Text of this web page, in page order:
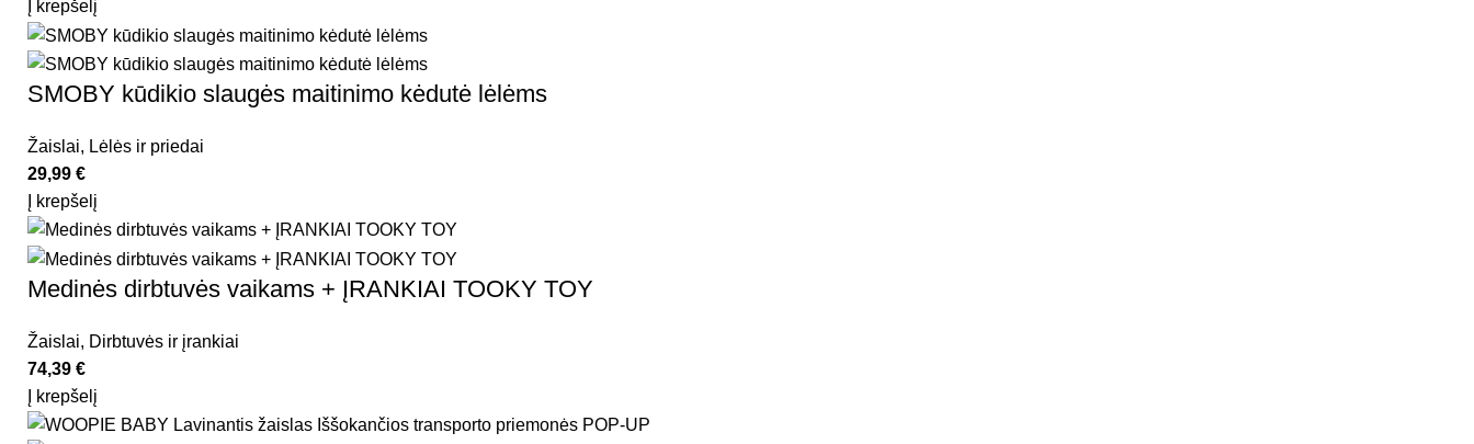
Į krepšelį
SMOBY kūdikio slaugės maitinimo kėdutė lėlėms
Žaislai, Lėlės ir priedai
29,99 €
Į krepšelį
Medinės dirbtuvės vaikams + ĮRANKIAI TOOKY TOY
Žaislai, Dirbtuvės ir įrankiai
74,39 €
Į krepšelį